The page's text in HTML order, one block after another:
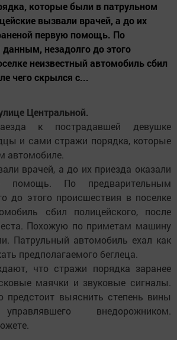
которые были в патрульном
вызвали врачей, а до их
первую помощь. По
незадолго до этого
неизвестный автомобиль сбил
чего скрылся с...
Центральной.
к пострадавшей девушке
и сами стражи порядка, которые
автомобиле.
врачей, а до их приезда оказали
помощь. По предварительным
до этого происшествия в поселке
сбил полицейского, после
Похожую по приметам машину
Патрульный автомобиль ехал как
предполагаемого беглеца.
что стражи порядка заранее
маячки и звуковые сигналы.
предстоит выяснить степень вины
внедорожником.